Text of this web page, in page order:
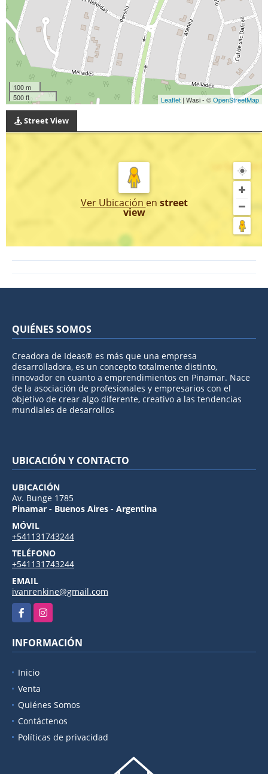
100 m
500 ft
Leaflet | Wasi - ©OpenStreetMap
Street View
Ver Ubicación en street
view
QUIÉNES SOMOS
Creadora de Ideas® es más que una empresa
desarrolladora, es un concepto totalmente distinto,
innovador en cuanto a emprendimientos en Pinamar. Nace
de la asociación de profesionales y empresarios con el
objetivo de crear algo diferente, creativo a las tendencias
mundiales de desarrollos
UBICACIÓN Y CONTACTO
UBICACIÓN
Av. Bunge 1785
Pinamar - Buenos Aires - Argentina
MÓVIL
+541131743244
TELÉFONO
+541131743244
EMAIL
ivanrenkine@gmail.com
FacebookInstagram
INFORMACIÓN
Inicio
Venta
Quiénes Somos
Contáctenos
Políticas de privacidad